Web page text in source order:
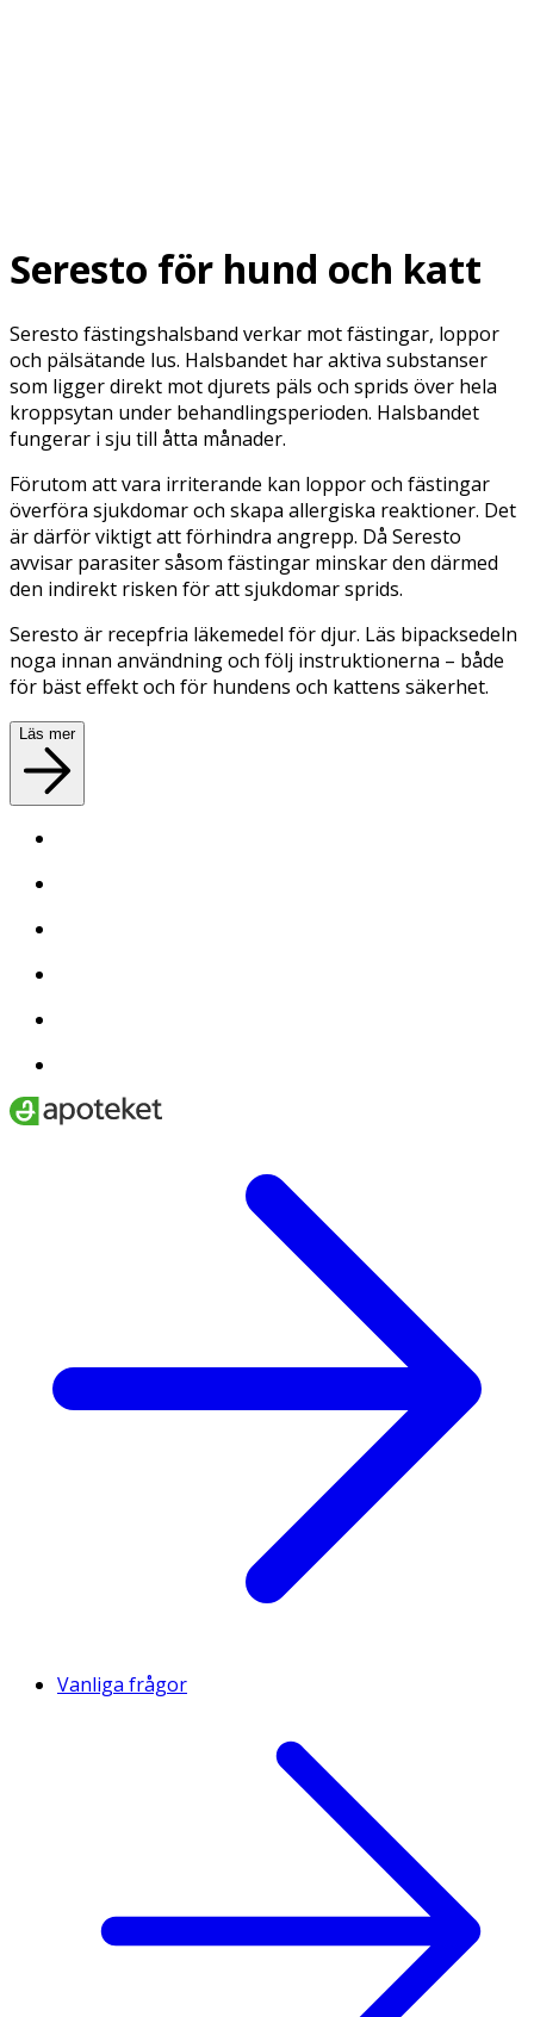
Seresto för hund och katt
Seresto fästingshalsband verkar mot fästingar, loppor
och pälsätande lus. Halsbandet har aktiva substanser
som ligger direkt mot djurets päls och sprids över hela
kroppsytan under behandlingsperioden. Halsbandet
fungerar i sju till åtta månader.
Förutom att vara irriterande kan loppor och fästingar
överföra sjukdomar och skapa allergiska reaktioner. Det
är därför viktigt att förhindra angrepp. Då Seresto
avvisar parasiter såsom fästingar minskar den därmed
den indirekt risken för att sjukdomar sprids.
Seresto är recepfria läkemedel för djur. Läs bipacksedeln
noga innan användning och följ instruktionerna – både
för bäst effekt och för hundens och kattens säkerhet.
Läs mer
Vanliga frågor